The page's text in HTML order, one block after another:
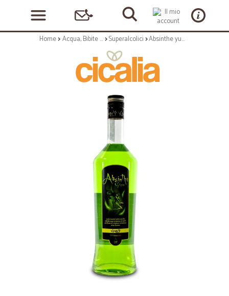
Home Acqua, Bibite e Alcolici Superalcolici Absinthe yummy - lt.1